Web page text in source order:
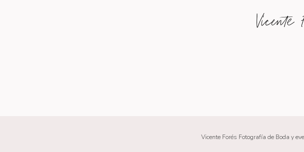
Vicente Forés Fotografía de Boda y